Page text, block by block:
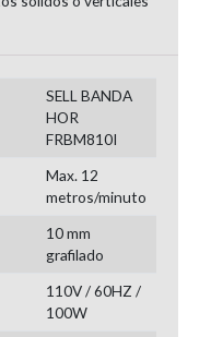
SELL BANDA
HOR
FRBM810I
Max. 12
metros/minuto
10 mm
grafilado
110V / 60HZ /
100W